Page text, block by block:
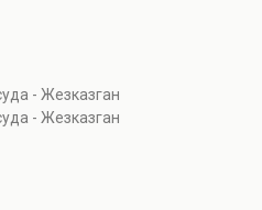
- Жезказган
- Жезказган